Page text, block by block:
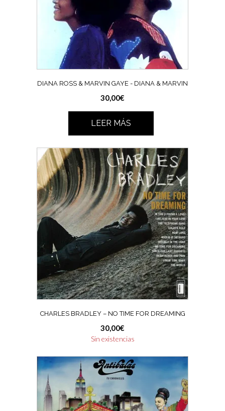
DIANA ROSS & MARVIN GAYE ‎- DIANA & MARVIN
30,00€
LEER MÁS
CHARLES BRADLEY – NO TIME FOR DREAMING
30,00€
Sin existencias